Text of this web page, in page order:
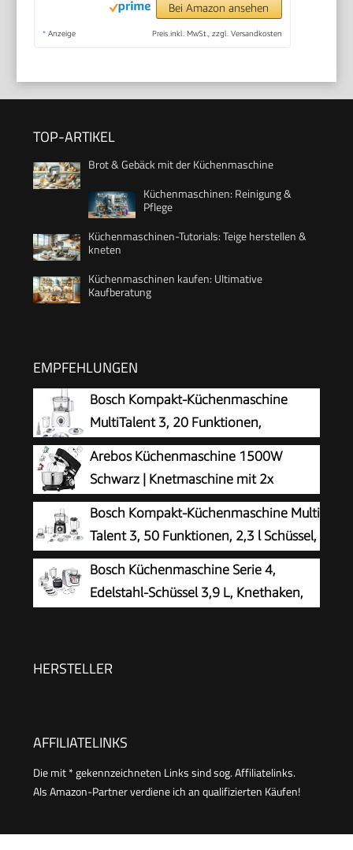
Bei Amazon ansehen
* Anzeige Preis inkl. MwSt., zzgl. Versandkosten
TOP-ARTIKEL
Brot & Gebäck mit der Küchenmaschine
Küchenmaschinen: Reinigung &
Pflege
Küchenmaschinen-Tutorials: Teige herstellen &
kneten
Küchenmaschinen kaufen: Ultimative
Kaufberatung
EMPFEHLUNGEN
Bosch Kompakt-Küchenmaschine
MultiTalent 3, 20 Funktionen,
Rührschüssel 2,3 L, Universalmesser,
Schneid-Raspel-Wendescheibe, Schlagscheibe
(Sahne), Einfüllhilfe, Deckel, 800 W, weiß,
MCM3100W
Arebos Küchenmaschine 1500W
Schwarz | Knetmaschine mit 2x
Edelstahl-Rührschüsseln 4,5 & 5,5L |
Geräuscharm | Küchenmixer mit Rührhaken,
Knethaken, Schlagbesen und Spritzschutz | 6
Geschwindigkeiten
Bosch Kompakt-Küchenmaschine Multi
Talent 3, 50 Funktionen, 2,3 l Schüssel,
Mixer, spülmaschinengeeignet,
Universalzerkleinerer, kleine Küchenmaschine,
800 Watt, schwarz/Edelstahl, MCM3501M
Bosch Küchenmaschine Serie 4,
Edelstahl-Schüssel 3,9 L, Knethaken,
Durchlaufschnitzler, 3 Scheiben, 1000 W, Weiß,
HERSTELLER
AFFILIATELINKS
Die mit * gekennzeichneten Links sind sog. Affiliatelinks.
Als Amazon-Partner verdiene ich an qualifizierten Käufen!